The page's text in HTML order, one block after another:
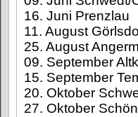
16. Juni Prenzlau
11. August
25. August
09. September
15. September
20. Oktober
27. Oktober